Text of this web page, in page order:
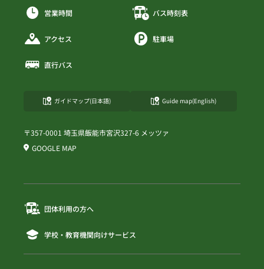
営業時間
アクセス
直行バス
バス時刻表
駐車場
ガイドマップ(日本語) Guide map(English)
〒357-0001 埼玉県飯能市宮沢327-6 メッツァ
GOOGLE MAP
団体利用の方へ
学校・教育機関向けサービス